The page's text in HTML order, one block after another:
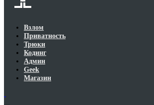
Взлом
Приватность
Трюки
Кодинг
Админ
Geek
Магазин